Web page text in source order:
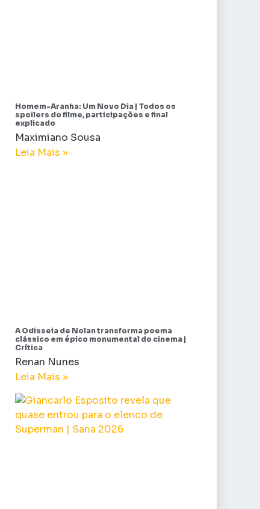
Homem-Aranha: Um Novo Dia | Todos os
spoilers do filme, participações e final
explicado
Maximiano Sousa
Leia Mais »
A Odisseia de Nolan transforma poema
clássico em épico monumental do cinema |
Crítica
Renan Nunes
Leia Mais »